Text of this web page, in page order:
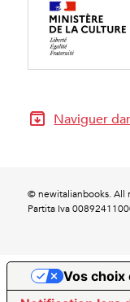
Naviguer
© newitalianbooks. All
Partita Iva
Vos choix